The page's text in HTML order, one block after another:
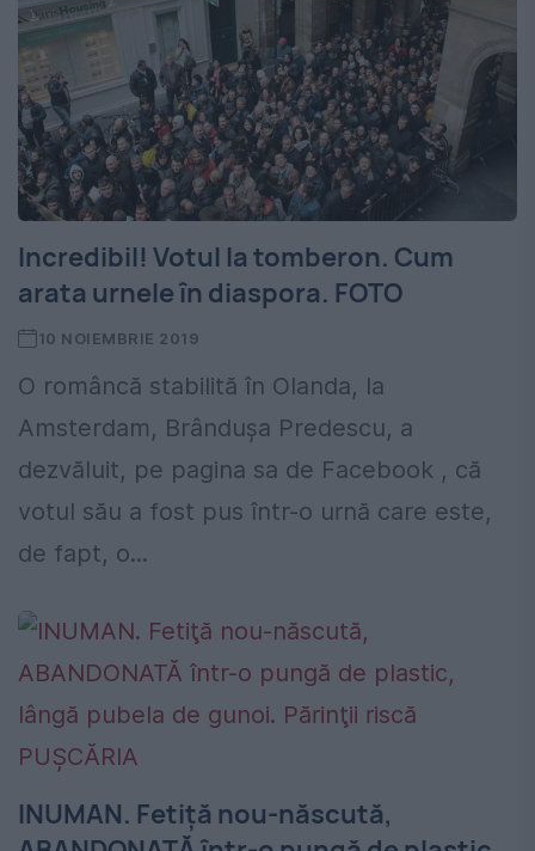
Incredibil! Votul la tomberon. Cum
arata urnele în diaspora. FOTO
10 NOIEMBRIE 2019
O româncă stabilită în Olanda, la
Amsterdam, Brândușa Predescu, a
dezvăluit, pe pagina sa de Facebook , că
votul său a fost pus într-o urnă care este,
de fapt, o...
INUMAN. Fetiţă nou-născută,